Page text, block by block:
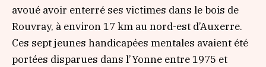
avoué avoir enterré ses victimes dans le bois de
Rouvray, à environ 17 km au nord-est d’Auxerre.
Ces sept jeunes handicapées mentales avaient été
portées disparues dans l’Yonne entre 1975 et